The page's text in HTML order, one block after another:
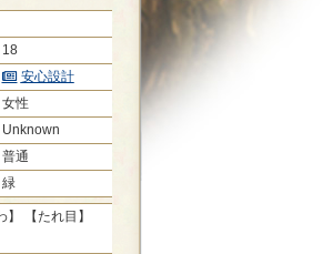
18
安心設計
女性
Unknown
普通
緑
【たれ目】